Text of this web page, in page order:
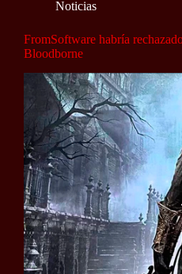
Noticias
FromSoftware habría
Bloodborne